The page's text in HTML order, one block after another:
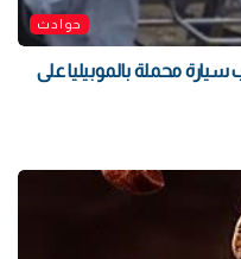
حوادث
محملة بالموبيليا على